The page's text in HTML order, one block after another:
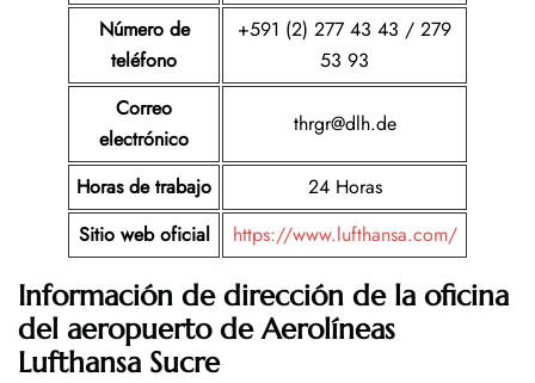
Número de
teléfono
+591 (2) 277 43 43 / 279
53 93
Correo
electrónico
thrgr@dlh.de
Horas de trabajo
24 Horas
Sitio web oficial
https://www.lufthansa.com/
Información de dirección de la oficina
del aeropuerto de Aerolíneas
Lufthansa Sucre